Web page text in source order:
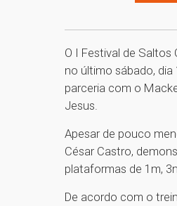
O I Festival de
no último sábado,
parceria com o
Jesus.
Apesar de pouco
César Castro,
plataformas de 1m,
De acordo com o